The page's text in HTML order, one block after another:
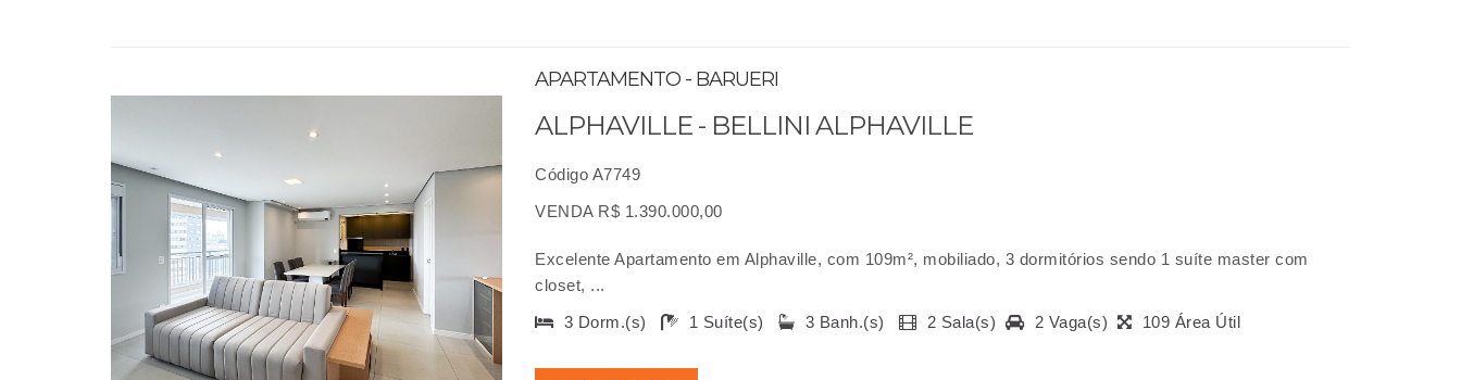
APARTAMENTO - BARUERI
ALPHAVILLE - BELLINI ALPHAVILLE
Código A7749
VENDA R$ 1.390.000,00
Excelente Apartamento em Alphaville, com 109m², mobiliado, 3 dormitórios sendo 1 suíte master com
closet, ...
3 Dorm.(s)
1 Suíte(s) 3 Banh.(s) 2 Sala(s) 2 Vaga(s) 109 Área Útil